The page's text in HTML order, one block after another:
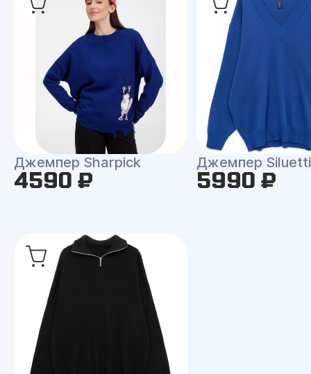
Джемпер Sharpick
4590 ₽
Джемпер
5990 ₽